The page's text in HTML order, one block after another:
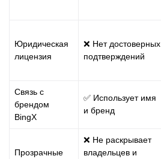
Юридическая
лицензия
❌ Нет достоверных
подтверждений
Связь с
брендом
BingX
✅ Использует имя
и бренд
Прозрачные
❌ Не раскрывает
владельцев и